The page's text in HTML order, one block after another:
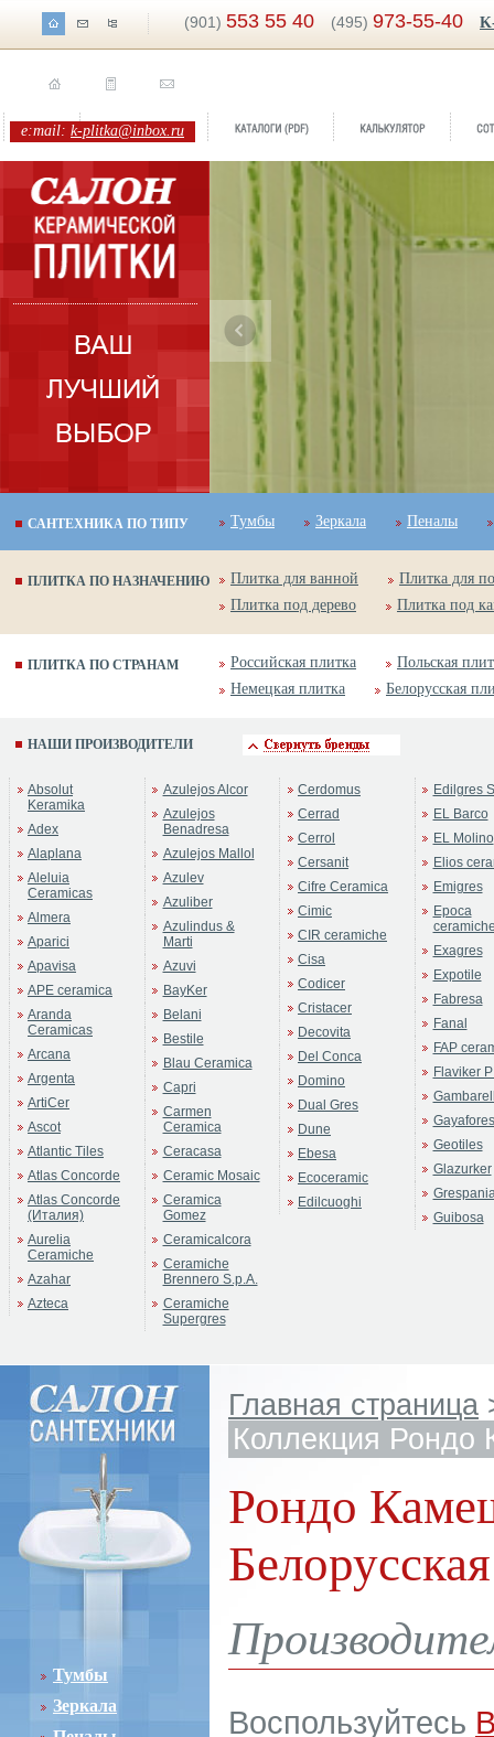
(901) 553 55 40 (495) 973-55-40
e:mail: k-plitka@inbox.ru
Альба
Коллекция:
Mapisa Ceramica
САНТЕХНИКА ПО ТИПУ Тумбы Зеркала Пеналы
ПЛИТКА ПО НАЗНАЧЕНИЮ Плитка для ванной
Плитка для
Плитка под дерево
Плитка под
ПЛИТКА ПО СТРАНАМ Российская плитка
Польская
Немецкая плитка
Белорусская
НАШИ ПРОИЗВОДИТЕЛИ
Absolut
Keramika
Adex
Alaplana
Aleluia
Ceramicas
Almera
Aparici
Apavisa
APE ceramica
Aranda
Ceramicas
Arcana
Argenta
ArtiCer
Ascot
Atlantic Tiles
Atlas Concorde
Atlas Concorde
(Италия)
Aurelia
Ceramiche
Azahar
Azteca
Azulejos Alcor
Azulejos
Benadresa
Azulejos Mallol
Azulev
Azuliber
Azulindus &
Marti
Azuvi
BayKer
Belani
Bestile
Blau Ceramica
Capri
Carmen
Ceramica
Ceracasa
Ceramic Mosaic
Ceramica
Gomez
Ceramicalcora
Ceramiche
Brennero S.p.A.
Ceramiche
Supergres
Cerdomus
Cerrad
Cerrol
Cersanit
Cifre Ceramica
Cimic
CIR ceramiche
Cisa
Codicer
Cristacer
Decovita
Del Conca
Domino
Dual Gres
Dune
Ebesa
Ecoceramic
Edilcuoghi
Edilgres
EL Barco
EL Molino
Elios
Emigres
Epoca
Exagres
Expotile
Fabresa
Fanal
FAP
Flaviker
Gayafores
Geotiles
Glazurker
Guibosa
Тумбы
Зеркала
Главная страница
Коллекция Рондо
Рондо
Воспользуйтесь